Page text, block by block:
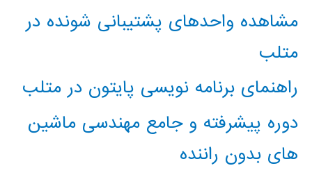
مشاهده واحدهای پشتیبانی شونده در
متلب
راهنمای برنامه نویسی پایتون در متلب
دوره پیشرفته و جامع مهندسی ماشین
های بدون راننده